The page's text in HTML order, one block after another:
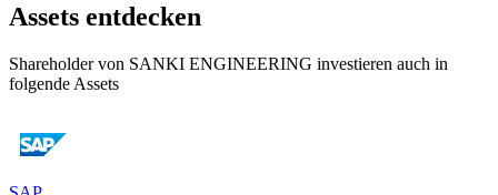
Assets entdecken
Shareholder von SANKI ENGINEERING investieren auch in
folgende Assets